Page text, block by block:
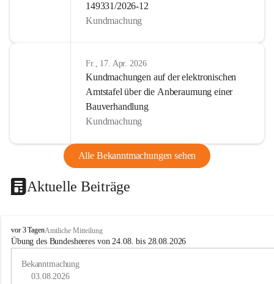
149331/2026-12
Kundmachung
Fr., 17. Apr. 2026
Kundmachungen auf der elektronischen
Amtstafel über die Anberaumung einer
Bauverhandlung
Kundmachung
Alle Bekanntmachungen sehen
Aktuelle Beiträge
B
u
vor 3 TagenAmtliche Mitteilung
Übung des Bundesheeres von 24.08. bis 28.08.2026
Bekanntmachung
03.08.2026